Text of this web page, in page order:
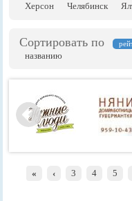
Херсон
Челябинск
Сортировать по
названию
« ‹ 3 4 5